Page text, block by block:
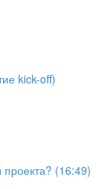
kick-off)
проекта? (16:49)